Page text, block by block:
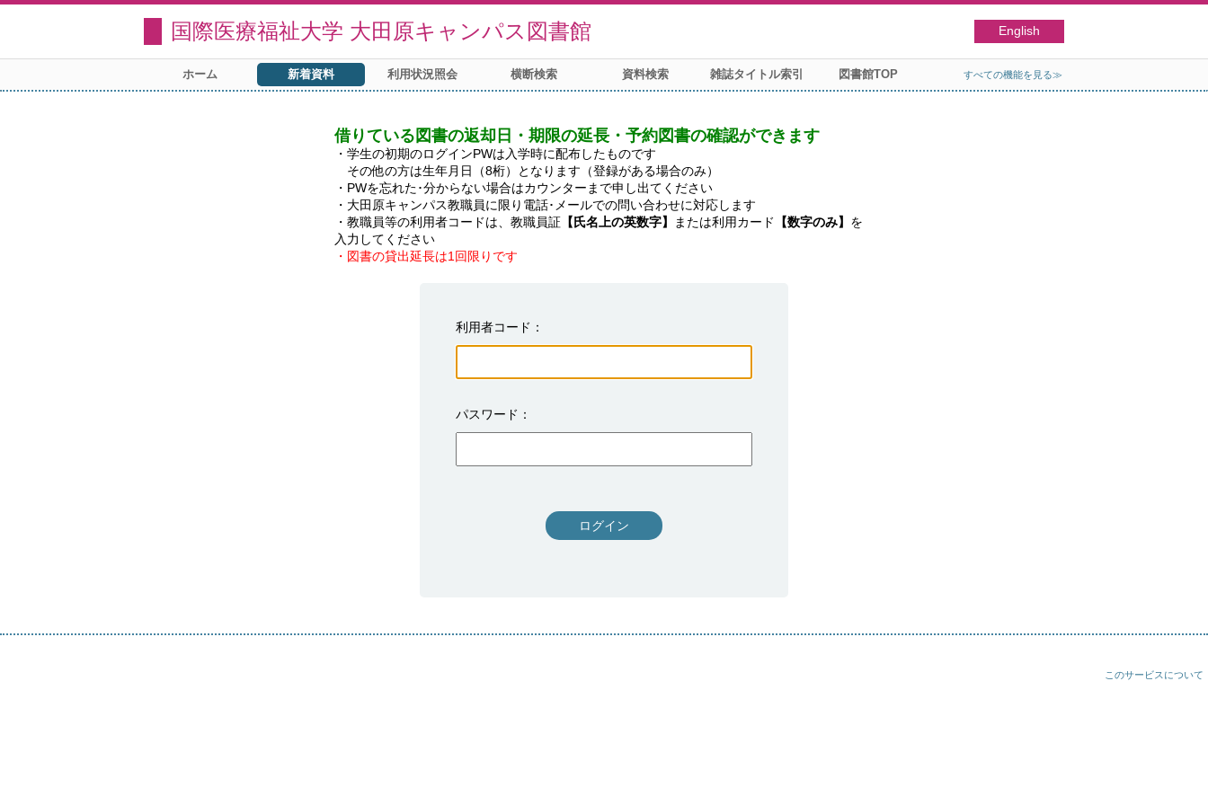
国際医療福祉大学 大田原キャンパス図書館 English
ホーム 新着資料 利用状況照会 横断検索 資料検索 雑誌タイトル索引 図書館TOP すべての機能を見る≫
借りている図書の返却日・期限の延長・予約図書の確認ができます
・学生の初期のログインPWは入学時に配布したものです
その他の方は生年月日（8桁）となります（登録がある場合のみ）
・PWを忘れた･分からない場合はカウンターまで申し出てください
・大田原キャンパス教職員に限り電話･メールでの問い合わせに対応します
・教職員等の利用者コードは、教職員証 【氏名上の英数字】 または利用カード 【数字のみ】 を
・図書の貸出延長は1回限りです
利用者コード
パスワード
ログイン
このサービスについて